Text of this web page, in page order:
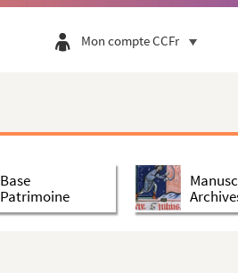
Mon compte CCFr
Base
Patrimoine